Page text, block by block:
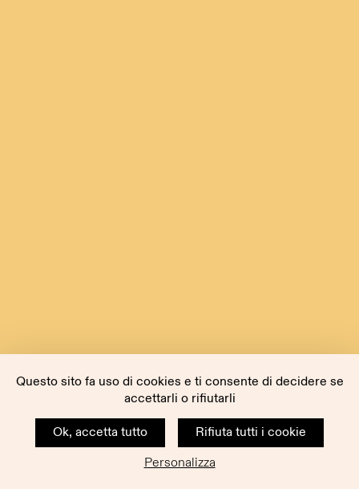
Questo sito fa uso di cookies e ti consente di decidere se
accettarli o rifiutarli
Ok, accetta tutto
Rifiuta tutti i cookie
Personalizza